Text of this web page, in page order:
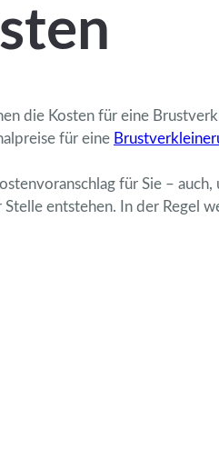
die Kosten für eine
für eine
für Sie –
entstehen. In der Regel